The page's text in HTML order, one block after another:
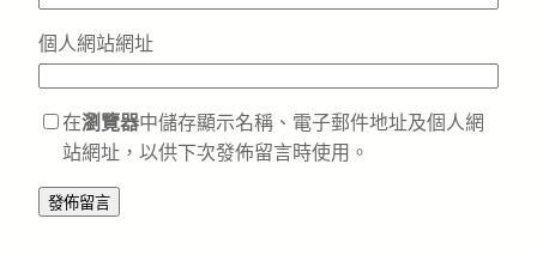
個人網站網址
在瀏覽器中儲存顯示名稱、電子郵件地址及個人網
站網址，以供下次發佈留言時使用。